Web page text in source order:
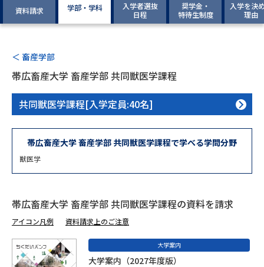
過去問題集
専門学校の資料請求 大学院の資料請求
留学・進学関連、塾・予備校
大学入学共通テスト「受験案
内」の請求
大学入学共通テスト「受験上の
配慮案内」の請求
高等学校卒業程度認定試験
幼稚園教員資格認定試験 小学校教員資格認定試験
高等学校（情報）教員資格認定
試験
大学研究 大学検索
資料請求 学部・学科
入学者選抜
日程
奨学金・
特待生制度
入学を決
理由
＜ 畜産学部
帯広畜産大学 畜産学部 共同獣医学課程
共同獣医学課程[入学定員:40名]
帯広畜産大学 畜産学部 共同獣医学課程で学べる学問分野
獣医学
帯広畜産大学 畜産学部 共同獣医学課程の資料を請求
アイコン凡例 資料請求上のご注意
大学案内
大学案内（2027年度版）